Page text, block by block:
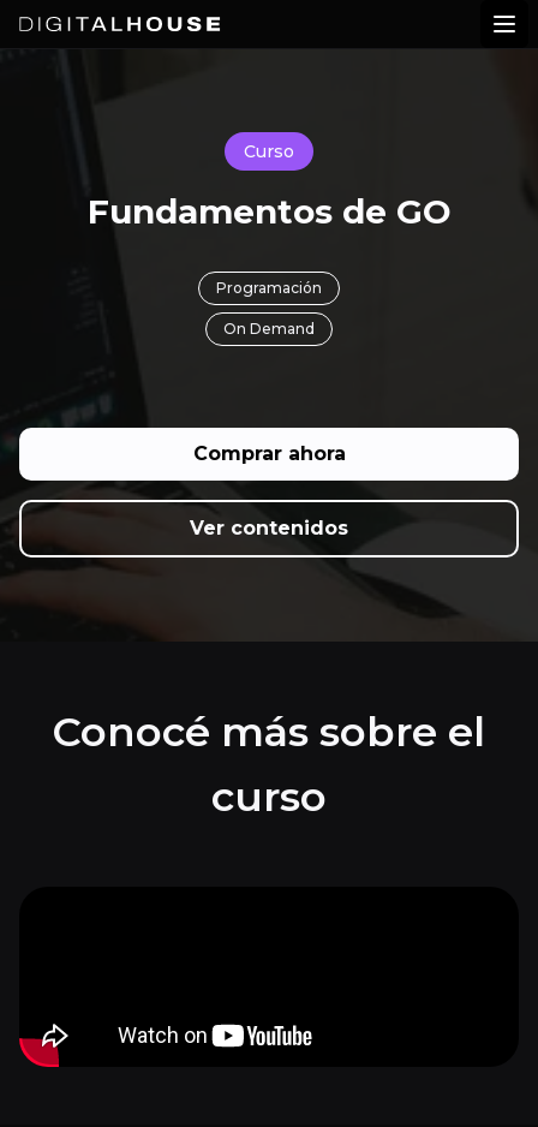
Digital House
Curso
Fundamentos de GO
Programación
On Demand
Comprar ahora
Ver contenidos
Conocé más sobre el
curso